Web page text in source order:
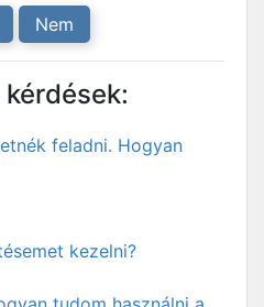
Nem
feladni. Hogyan
kezelni?